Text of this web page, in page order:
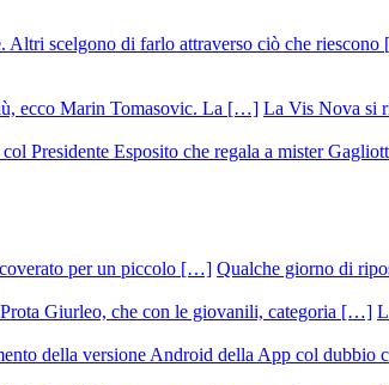
La Vis Nova si
Qualche giorno di